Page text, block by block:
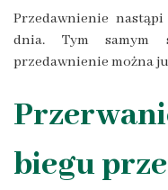
Przedawnienie
dnia. Tym samym
przedawnienie można
biegu